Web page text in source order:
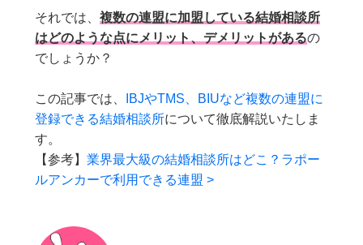
それでは、複数の連盟に加盟している結婚相談所
はどのような点にメリット、デメリットがあるの
でしょうか？
この記事では、
IBJやTMS、BIUなど複数の連盟に
登録できる結婚相談所について徹底解説いたしま
す。
【参考】業界最大級の結婚相談所はどこ？ラポー
ルアンカーで利用できる連盟 >